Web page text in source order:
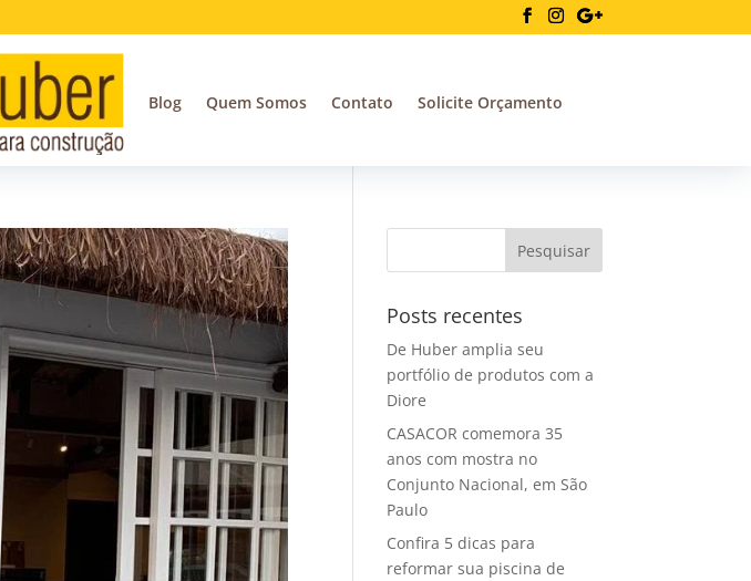
Blog Quem Somos Contato Solicite Orçamento
Posts recentes
De Huber amplia seu
portfólio de produtos com a
Diore
CASACOR comemora 35
anos com mostra no
Conjunto Nacional, em São
Paulo
Confira 5 dicas para
reformar sua piscina de